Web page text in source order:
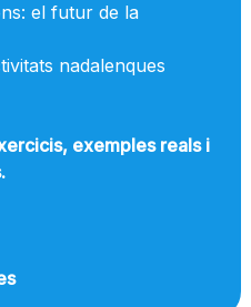
el futur de la
nadalenques
exemples reals i